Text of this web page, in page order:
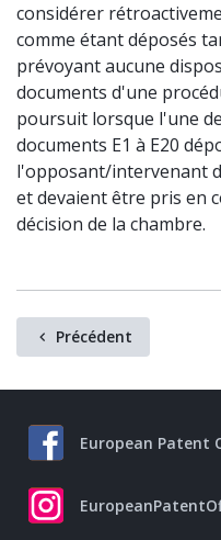
considérer
comme étant déposés
prévoyant aucune
documents d'une
poursuit lorsque l'une
documents E1 à E20
l'opposant/intervenant
et devaient être pris en
décision de la chambre.
Précédent
European Patent